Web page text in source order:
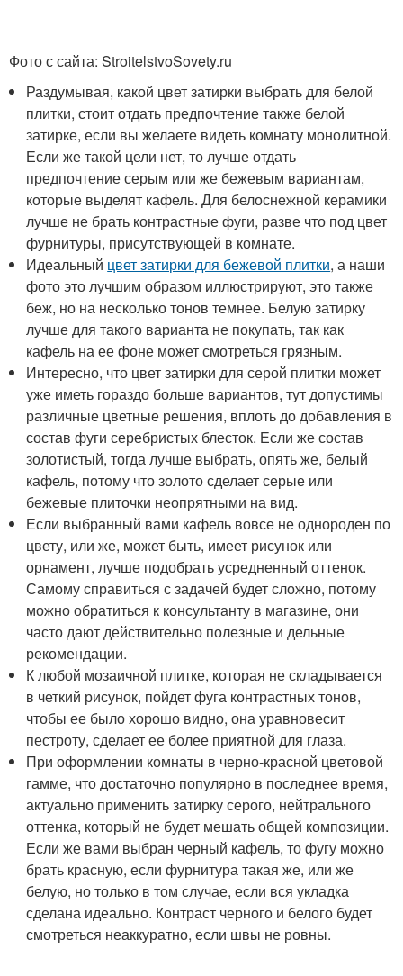
Фото с сайта: StroitelstvoSovety.ru
Раздумывая, какой цвет затирки выбрать для белой
плитки, стоит отдать предпочтение также белой
затирке, если вы желаете видеть комнату монолитной.
Если же такой цели нет, то лучше отдать
предпочтение серым или же бежевым вариантам,
которые выделят кафель. Для белоснежной керамики
лучше не брать контрастные фуги, разве что под цвет
фурнитуры, присутствующей в комнате.
Идеальный цвет затирки для бежевой плитки, а наши
фото это лучшим образом иллюстрируют, это также
беж, но на несколько тонов темнее. Белую затирку
лучше для такого варианта не покупать, так как
кафель на ее фоне может смотреться грязным.
Интересно, что цвет затирки для серой плитки может
уже иметь гораздо больше вариантов, тут допустимы
различные цветные решения, вплоть до добавления в
состав фуги серебристых блесток. Если же состав
золотистый, тогда лучше выбрать, опять же, белый
кафель, потому что золото сделает серые или
бежевые плиточки неопрятными на вид.
Если выбранный вами кафель вовсе не однороден по
цвету, или же, может быть, имеет рисунок или
орнамент, лучше подобрать усредненный оттенок.
Самому справиться с задачей будет сложно, потому
можно обратиться к консультанту в магазине, они
часто дают действительно полезные и дельные
рекомендации.
К любой мозаичной плитке, которая не складывается
в четкий рисунок, пойдет фуга контрастных тонов,
чтобы ее было хорошо видно, она уравновесит
пестроту, сделает ее более приятной для глаза.
При оформлении комнаты в черно-красной цветовой
гамме, что достаточно популярно в последнее время,
актуально применить затирку серого, нейтрального
оттенка, который не будет мешать общей композиции.
Если же вами выбран черный кафель, то фугу можно
брать красную, если фурнитура такая же, или же
белую, но только в том случае, если вся укладка
сделана идеально. Контраст черного и белого будет
смотреться неаккуратно, если швы не ровны.